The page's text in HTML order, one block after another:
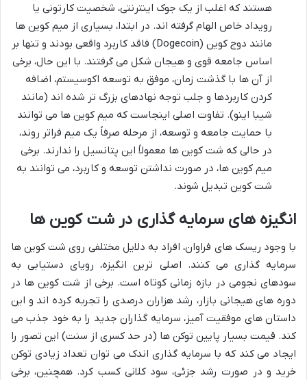
هستند که اغلب از یک جوک اینترنتی، شخصیت کارتونی یا
رویداد خاص الهام گرفته اند. در ابتدا، بسیاری از میم کوین ها
مانند دوج کوین (Dogecoin) فاقد کاربرد واقعی بودند و تنها بر
اساس جامعه قوی و هیجان شکل می گرفتند. با این حال، برخی
از آن ها با گذشت زمان، موفق به توسعه اکوسیستم، اضافه
کردن کاربردها و جلب توجه نهادهای بزرگ تر شده اند (مانند
شیبا اینو). تفاوت اصلی اینجاست که میم کوین ها می توانند
با حمایت جامعه و توسعه، از مرحله صرفاً یک میم فراتر روند،
در حالی که شت کوین ها معمولاً این پتانسیل را ندارند. برخی
میم کوین ها، در صورت نداشتن توسعه و کاربرد، می توانند به
شت کوین تبدیل شوند.
انگیزه های سرمایه گذاری در شت کوین ها
با وجود ریسک های فراوان، افراد به دلایل مختلفی روی شت کوین ها
سرمایه گذاری می کنند. اصلی ترین انگیزه، رویای دستیابی به
سودهای نجومی در بازه زمانی کوتاه است. برخی از شت کوین ها در
دوره های هیجانی بازار، رشد هزاران درصدی را تجربه کرده اند و این
داستان های موفقیت آمیز، سرمایه گذاران جدید را به خود جذب می
کند. قیمت بسیار پایین توکن ها (در حد کسری از سنت) این تصور را
ایجاد می کند که با سرمایه گذاری اندک می توان تعداد زیادی توکن
خرید و در صورت رشد جزئی، سود کلانی کسب کرد. همچنین، برخی